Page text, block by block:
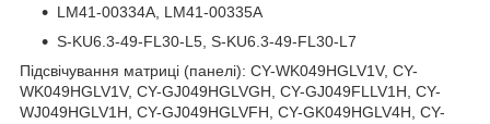
LM41-00334A, LM41-00335A
S-KU6.3-49-FL30-L5, S-KU6.3-49-FL30-L7
Підсвічування матриці (панелі): CY-WK049HGLV1V, CY-
WK049HGLV1V, CY-GJ049HGLVGH, CY-GJ049FLLV1H, CY-
WJ049HGLV1H, CY-GJ049HGLVFH, CY-GK049HGLV4H, CY-